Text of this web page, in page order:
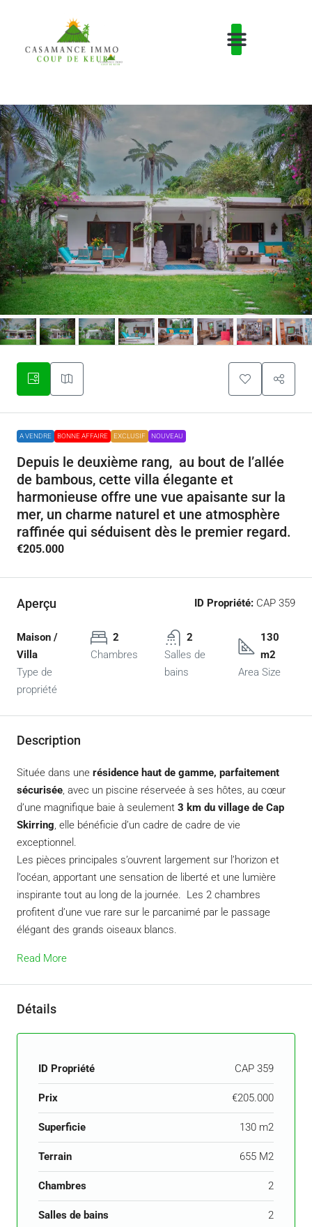
A VENDRE BONNE AFFAIRE EXCLUSIF NOUVEAU
Depuis le deuxième rang, au bout de l’allée
de bambous, cette villa élegante et
harmonieuse offre une vue apaisante sur la
mer, un charme naturel et une atmosphère
raffinée qui séduisent dès le premier regard.
€205.000
Aperçu ID Propriété: CAP 359
Maison /
Villa
Type de
propriété
2
Chambres
2
Salles de
bains
130
m2
Area Size
Description
Située dans une résidence haut de gamme, parfaitement
sécurisée, avec un piscine réserveée à ses hôtes, au cœur
d’une magnifique baie à seulement 3 km du village de Cap
Skirring, elle bénéficie d’un cadre de cadre de vie
exceptionnel.
Les pièces principales s’ouvrent largement sur l’horizon et
l’océan, apportant une sensation de liberté et une lumière
inspirante tout au long de la journée. Les 2 chambres
profitent d’une vue rare sur le parcanimé par le passage
élégant des grands oiseaux blancs.
Read More
Détails
ID Propriété CAP 359
Prix €205.000
Superficie 130 m2
Terrain 655 M2
Chambres 2
Salles de bains 2